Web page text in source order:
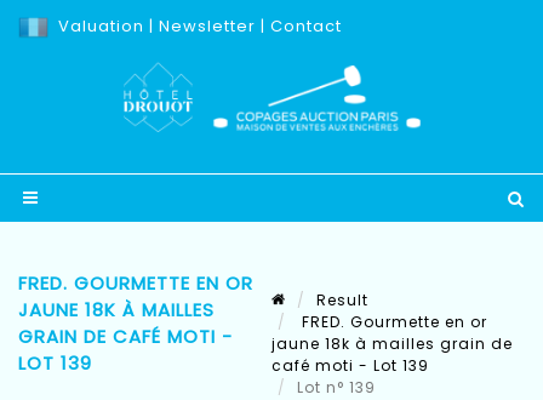
Valuation | Newsletter | Contact
FRED. GOURMETTE EN OR
JAUNE 18K À MAILLES
GRAIN DE CAFÉ MOTI -
LOT 139
Result
FRED. Gourmette en or
jaune 18k à mailles grain de
café moti - Lot 139
Lot n° 139